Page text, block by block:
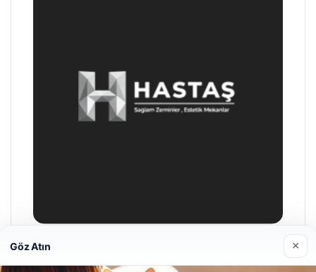
Enes Kaplan Avukatlık Bürosu
28/04/2026
Göz Atın ×